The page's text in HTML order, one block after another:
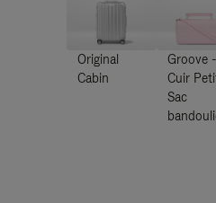
Original
Cabin
Groove -
Cuir
Sac